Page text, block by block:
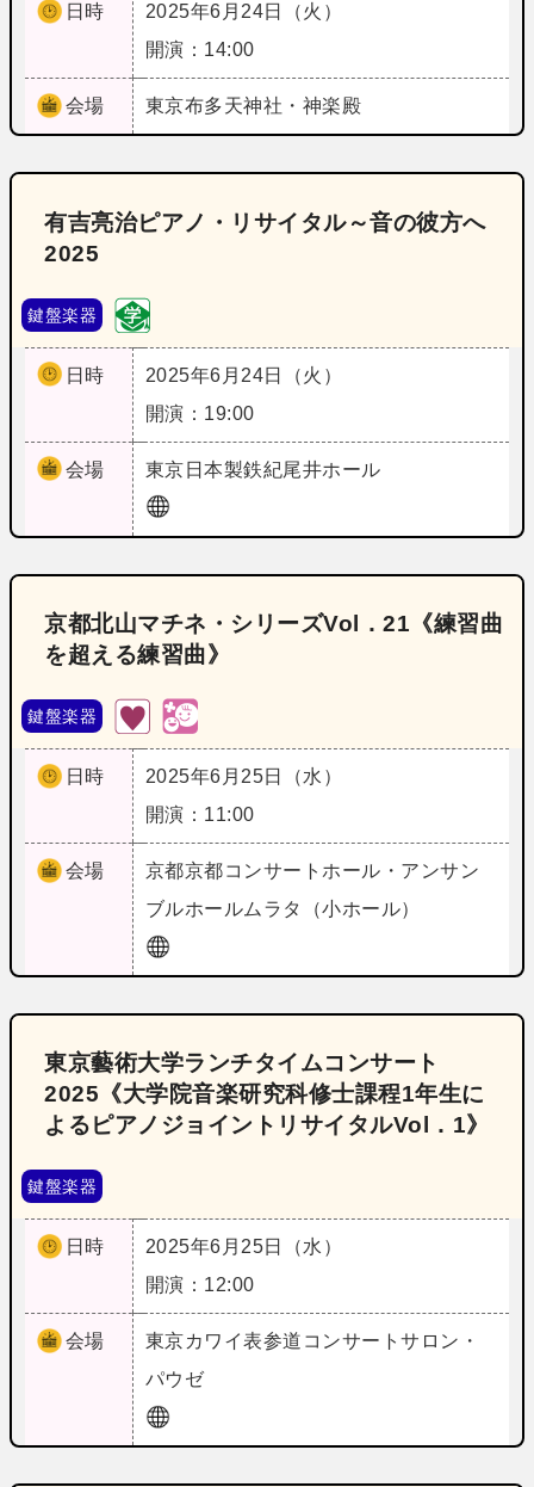
日時
2025年6月24日（火）
開演：14:00
会場 東京布多天神社・神楽殿
有吉亮治ピアノ・リサイタル～音の彼方へ
2025
鍵盤楽器
日時
2025年6月24日（火）
開演：19:00
会場 東京 日本製鉄紀尾井ホール
京都北山マチネ・シリーズVol．21《練習曲
を超える練習曲》
鍵盤楽器
日時
2025年6月25日（水）
開演：11:00
会場 京都京都コンサートホール・アンサン
ブルホールムラタ（小ホール）
東京藝術大学ランチタイムコンサート
2025《大学院音楽研究科修士課程1年生に
よるピアノジョイントリサイタルVol．1》
鍵盤楽器
日時
2025年6月25日（水）
開演：12:00
会場 東京カワイ表参道コンサートサロン・
パウゼ